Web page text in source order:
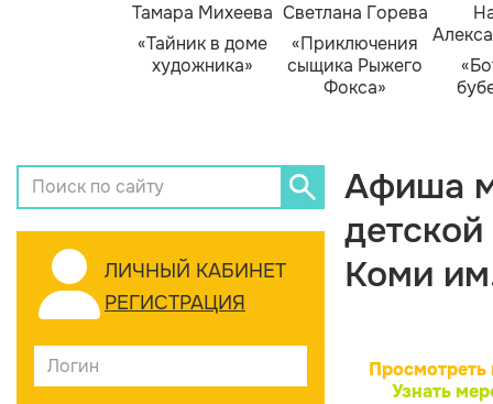
Тамара Михеева
«Тайник в доме
художника»
Светлана Горева
«Приключения
сыщика Рыжего
Фокса»
ЛИЧНЫЙ КАБИНЕТ
РЕГИСТРАЦИЯ
Афиша
Коми
Просмотреть
Узнать